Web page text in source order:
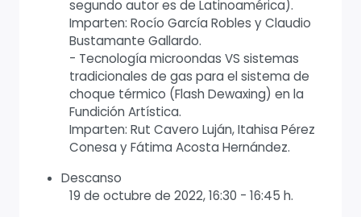
segundo autor es de Latinoamérica).
Imparten: Rocío García Robles y Claudio
Bustamante Gallardo.
- Tecnología microondas VS sistemas
tradicionales de gas para el sistema de
choque térmico (Flash Dewaxing) en la
Fundición Artística.
Imparten: Rut Cavero Luján, Itahisa Pérez
Conesa y Fátima Acosta Hernández.
Descanso
19 de octubre de 2022, 16:30 - 16:45 h.